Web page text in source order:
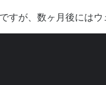
すが、数ヶ月後には